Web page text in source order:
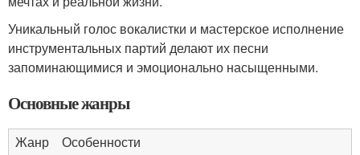
Уникальный голос вокалистки и мастерское исполнение
инструментальных партий делают их песни
запоминающимися и эмоционально насыщенными.
Основные жанры
Жанр
Особенности